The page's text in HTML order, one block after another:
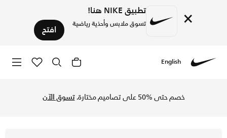
× تطبيق NIKE هنا!
تسوق ملابس وأحذية رياضية افتح
English
خصم حتى %50 على تصاميم مختارة. تسوق الآن